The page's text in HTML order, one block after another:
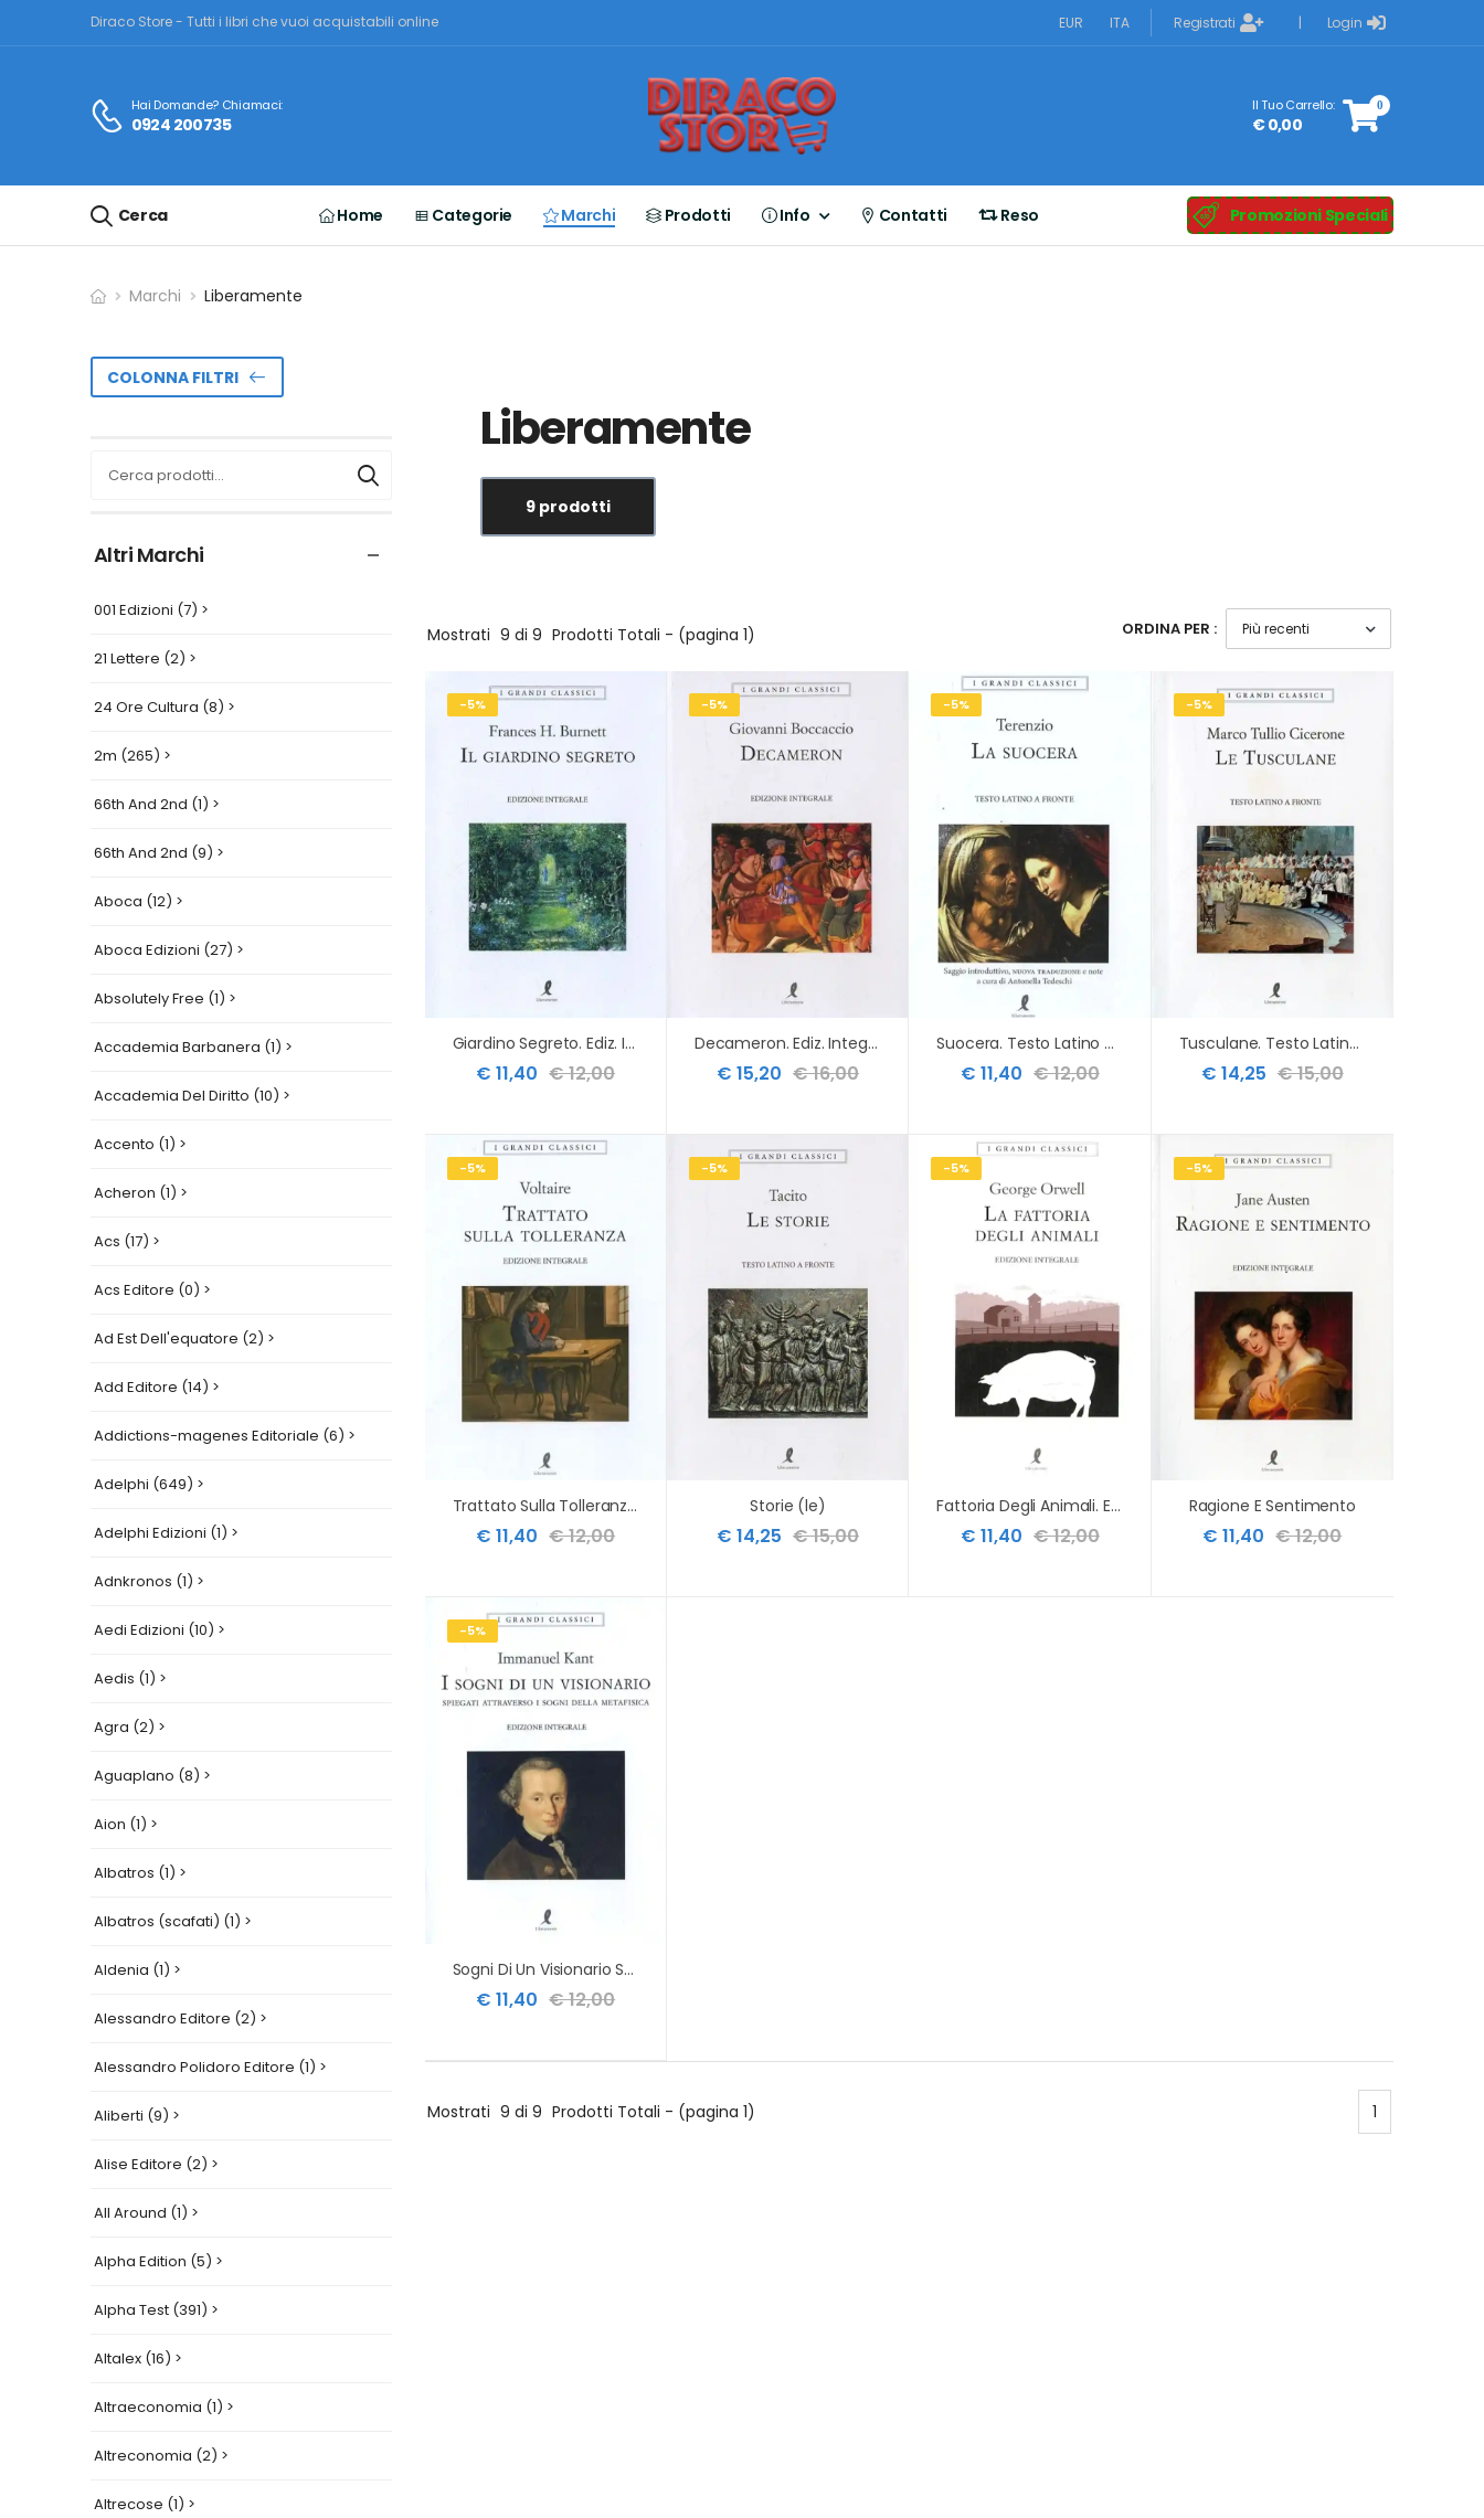
Diraco Store - Tutti i libri che vuoi acquistabili online EUR ITA Registrati | Login
Hai Domande? Chiamaci:
0924 200735
Il Tuo Carrello:
€ 0,00
0
Cerca Home Categorie Marchi Prodotti Info Contatti Reso Promozioni Speciali
Marchi Liberamente
COLONNA FILTRI
Altri Marchi
001 Edizioni (7) >
21 Lettere (2) >
24 Ore Cultura (8) >
2m (265) >
66th And 2nd (1) >
66th And 2nd (9) >
Aboca (12) >
Aboca Edizioni (27) >
Absolutely Free (1) >
Accademia Barbanera (1) >
Accademia Del Diritto (10) >
Accento (1) >
Acheron (1) >
Acs (17) >
Acs Editore (0) >
Ad Est Dell'equatore (2) >
Add Editore (14) >
Addictions-magenes Editoriale (6) >
Adelphi (649) >
Adelphi Edizioni (1) >
Adnkronos (1) >
Aedi Edizioni (10) >
Aedis (1) >
Agra (2) >
Aguaplano (8) >
Aion (1) >
Albatros (1) >
Albatros (scafati) (1) >
Aldenia (1) >
Alessandro Editore (2) >
Alessandro Polidoro Editore (1) >
Aliberti (9) >
Alise Editore (2) >
All Around (1) >
Alpha Edition (5) >
Alpha Test (391) >
Altalex (16) >
Altraeconomia (1) >
Altreconomia (2) >
Altrecose (1) >
Liberamente
9 prodotti
Mostrati 9 di 9 Prodotti Totali - (pagina 1) ORDINA PER :
-5%
Giardino Segreto. Ediz. Integrale (il)
€ 11,40 € 12,00
-5%
Decameron. Ediz. Integrale
€ 15,20 € 16,00
-5%
Suocera. Testo Latino A Fronte (la)
€ 11,40 € 12,00
-5%
Tusculane. Testo Latino A Fronte (le)
€ 14,25 € 15,00
-5%
Trattato Sulla Tolleranza. Ediz. Integrale (il)
€ 11,40 € 12,00
-5%
Storie (le)
€ 14,25 € 15,00
-5%
Fattoria Degli Animali. Ediz. Integrale (la)
€ 11,40 € 12,00
-5%
Ragione E Sentimento
€ 11,40 € 12,00
-5%
Sogni Di Un Visionario Spiegati Coi Sogni Della Metafisica. Ediz. Integrale (i)
€ 11,40 € 12,00
Mostrati 9 di 9 Prodotti Totali - (pagina 1) 1